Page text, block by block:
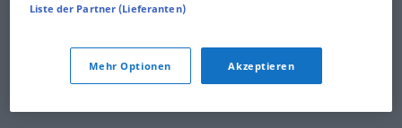
Liste der Partner (Lieferanten)
Mehr Optionen Akzeptieren